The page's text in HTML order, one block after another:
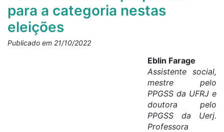
para a categoria nestas
eleições
Publicado em 21/10/2022
Eblin Farage
Assistente social,
mestre pelo
PPGSS da UFRJ e
doutora pelo
PPGSS da Uerj.
Professora